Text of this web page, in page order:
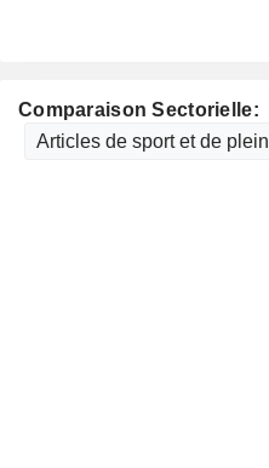
Comparaison Sectorielle: